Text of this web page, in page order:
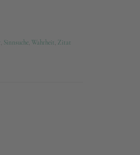
Sinnsuche, Wahrheit Zitat